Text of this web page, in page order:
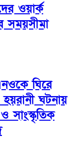
ওয়ার্ক
সময়সীমা
ঘিরে
ঘটনায়
সাংস্কৃতিক